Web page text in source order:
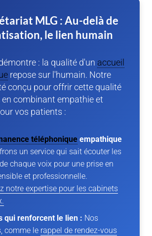
MLG : Au-delà de
le lien humain
: la qualité d'un accueil
repose sur l'humain. Notre
conçu pour offrir cette qualité
en combinant empathie et
vos patients :
téléphonique empathique
un service qui sait écouter les
chaque voix pour une prise en
et professionnelle.
notre expertise pour les cabinets
qui renforcent le lien : Nos
comme le rappel de rendez-vous